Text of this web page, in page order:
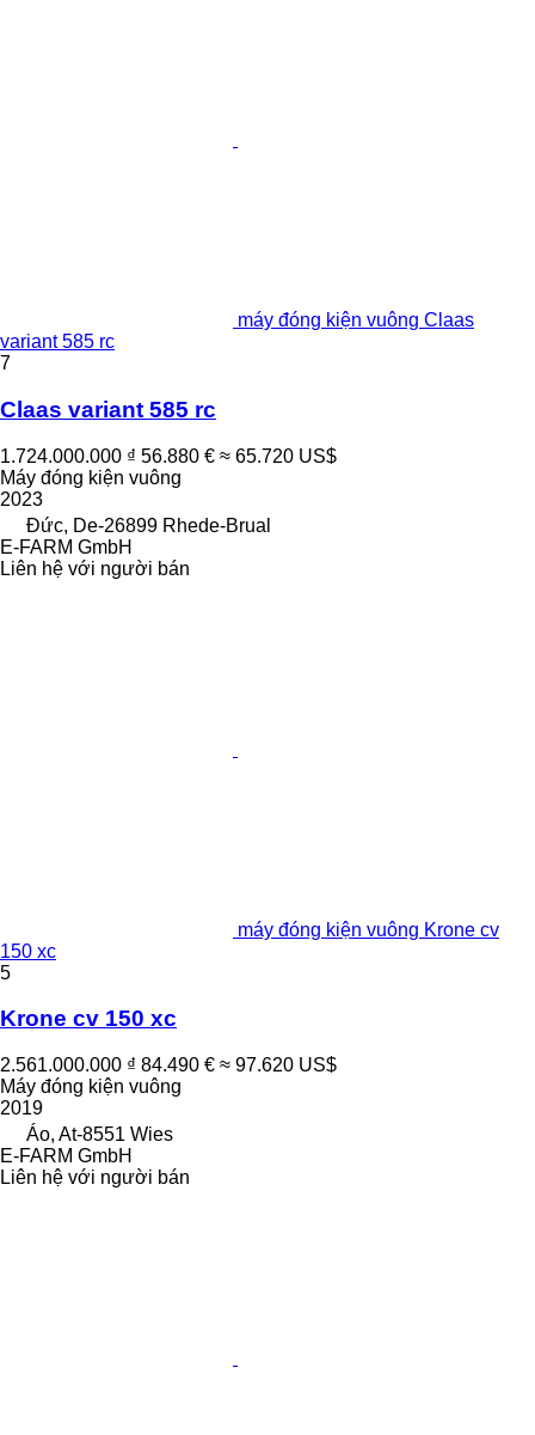
máy đóng kiện vuông Claas
variant 585 rc
7
Claas variant 585 rc
1.724.000.000 ₫ 56.880 € ≈ 65.720 US$
Máy đóng kiện vuông
2023
Đức, De-26899 Rhede-Brual
E-FARM GmbH
Liên hệ với người bán
máy đóng kiện vuông Krone cv
150 xc
5
Krone cv 150 xc
2.561.000.000 ₫ 84.490 € ≈ 97.620 US$
Máy đóng kiện vuông
2019
Áo, At-8551 Wies
E-FARM GmbH
Liên hệ với người bán